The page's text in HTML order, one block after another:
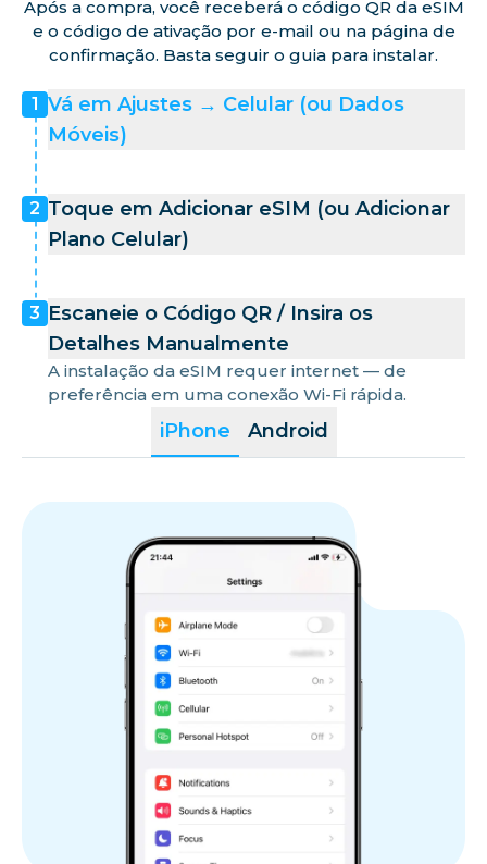
Após a compra, você receberá o código QR da eSIM
e o código de ativação por e-mail ou na página de
confirmação. Basta seguir o guia para instalar.
iPhone Android
1 Vá em Ajustes → Celular (ou Dados
Móveis)
2 Toque em Adicionar eSIM (ou Adicionar
Plano Celular)
3 Escaneie o Código QR / Insira os
Detalhes Manualmente
A instalação da eSIM requer internet — de
preferência em uma conexão Wi-Fi rápida.